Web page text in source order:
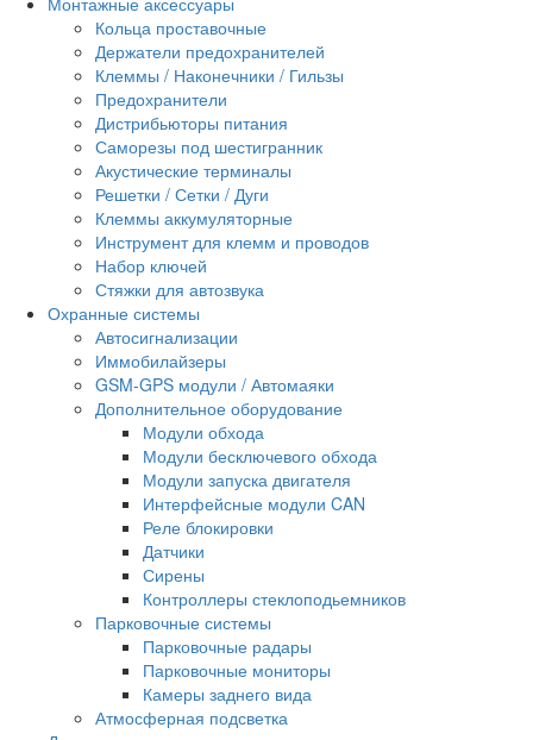
Кольца проставочные
Держатели предохранителей
Клеммы / Наконечники / Гильзы
Предохранители
Дистрибьюторы питания
Саморезы под шестигранник
Акустические терминалы
Решетки / Сетки / Дуги
Клеммы аккумуляторные
Инструмент для клемм и проводов
Набор ключей
Стяжки для автозвука
Охранные системы
Автосигнализации
Иммобилайзеры
GSM-GPS модули / Автомаяки
Дополнительное оборудование
Модули обхода
Модули бесключевого обхода
Модули запуска двигателя
Интерфейсные модули CAN
Реле блокировки
Датчики
Сирены
Контроллеры стеклоподьемников
Парковочные системы
Парковочные радары
Парковочные мониторы
Камеры заднего вида
Атмосферная подсветка